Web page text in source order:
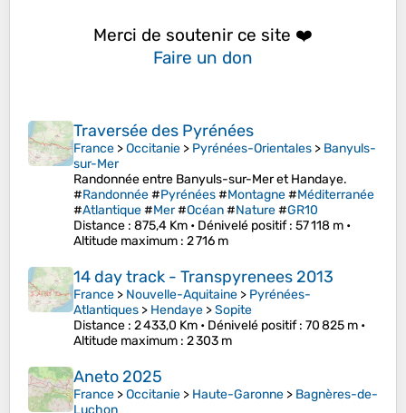
Merci de soutenir ce site ❤️
Faire un don
Traversée des Pyrénées
France >Occitanie > Pyrénées-Orientales > Banyuls-
sur-Mer
Randonnée entre Banyuls-sur-Mer et Handaye.
#Randonnée#Pyrénées#Montagne#Méditerranée
#Atlantique#Mer#Océan#Nature#GR10
Distance : 875,4 Km • Dénivelé positif: 57 118 m •
Altitude maximum : 2 716 m
14 day track - Transpyrenees 2013
France > Nouvelle-Aquitaine > Pyrénées-
Atlantiques > Hendaye >Sopite
Distance : 2 433,0 Km • Dénivelé positif: 70 825 m •
Altitude maximum : 2 303 m
Aneto 2025
France >Occitanie > Haute-Garonne > Bagnères-de-
Luchon